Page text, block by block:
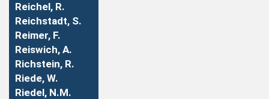
Reichel, R.
Reichstadt, S.
Reimer, F.
Reiswich, A.
Richstein, R.
Riede, W.
Riedel, N.M.